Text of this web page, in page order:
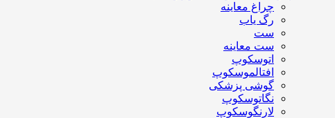
چراغ معاینه
رگ یاب
ست
ست معاینه
اتوسکوپ
افتالموسکوپ
گوشی پزشکی
نگاتوسکوپ
لارنگوسکوپ